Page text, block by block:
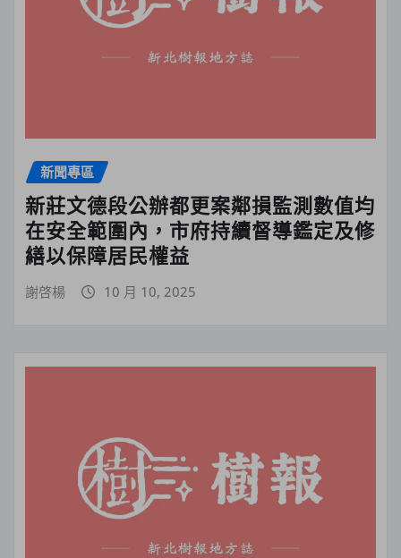
新聞專區
新莊文德段公辦都更案鄰損監測數值均
在安全範圍內，市府持續督導鑑定及修
繕以保障居民權益
謝啓楊 10 月 10, 2025